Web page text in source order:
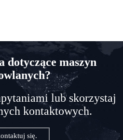
dotyczące maszyn
lub skorzystaj
kontaktowych.
się.